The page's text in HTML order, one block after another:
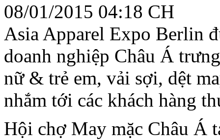
08/01/2015 04:18 CH
Asia Apparel Expo Berlin
doanh nghiệp Châu Á
nữ & trẻ em, vải sợi, dệt
nhắm tới các khách hàng
Hội chợ May mặc Châu Á